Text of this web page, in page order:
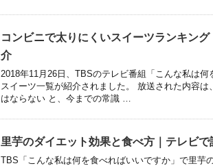
コンビニで太りにくいスイーツランキン
介
2018年11月26日、TBSのテレビ番組「こんな私は
スイーツ一覧が紹介されました。 放送された内容
はならない と、今までの常識 …
里芋のダイエット効果と食べ方｜テレビ
TBS「こんな私は何を食べればいいですか」で里芋